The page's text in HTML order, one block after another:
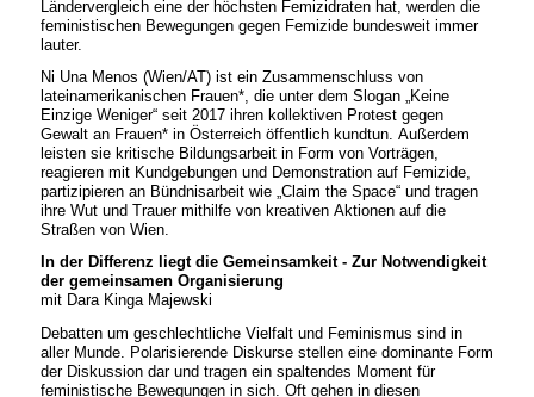
Ländervergleich eine der höchsten Femizidraten hat, werden die
feministischen Bewegungen gegen Femizide bundesweit immer
lauter.
Ni Una Menos (Wien/AT) ist ein Zusammenschluss von
lateinamerikanischen Frauen*, die unter dem Slogan „Keine
Einzige Weniger“ seit 2017 ihren kollektiven Protest gegen
Gewalt an Frauen* in Österreich öffentlich kundtun. Außerdem
leisten sie kritische Bildungsarbeit in Form von Vorträgen,
reagieren mit Kundgebungen und Demonstration auf Femizide,
partizipieren an Bündnisarbeit wie „Claim the Space“ und tragen
ihre Wut und Trauer mithilfe von kreativen Aktionen auf die
Straßen von Wien.
In der Differenz liegt die Gemeinsamkeit - Zur Notwendigkeit
der gemeinsamen Organisierung
mit Dara Kinga Majewski
Debatten um geschlechtliche Vielfalt und Feminismus sind in
aller Munde. Polarisierende Diskurse stellen eine dominante Form
der Diskussion dar und tragen ein spaltendes Moment für
feministische Bewegungen in sich. Oft gehen in diesen